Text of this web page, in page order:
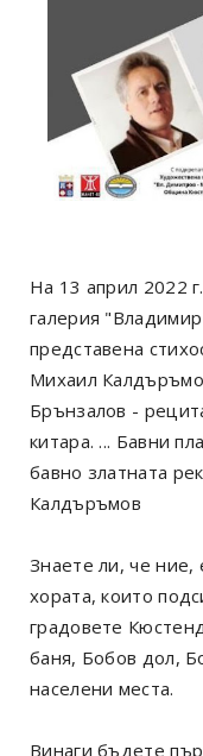
На 13 април 2022
галерия
представена
Михаил
Брънзалов -
китара. ... Бавни
бавно златната
Калдъръмов
Знаете ли, че ние,
хората, които
градовете
баня, Бобов дол,
населени места.
Винаги бъдете